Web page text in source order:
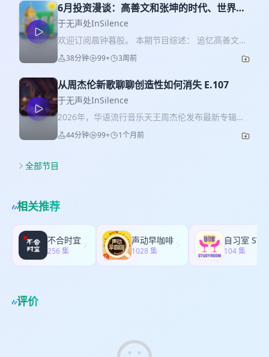
AI攻击事件其实在不断地升级 14:02 什么让
DeepSeek和梁文峰与众不同？ 25:42 开源模型与闭
源模型的路线之争 31:05 微软和Linux的故事 37:14
追求AGI的路上到底会发生什么？ 📖相关内容：
Attention is all you need Kimi K3：智能的新前沿
heishi121 🫱加入降噪舱NoiseOff年度阅读计划 🎧
订阅《中文播客运营手册》 封面图片 Made by
Gemini
起。 🕕时间线： 0:31 蒋方舟被学术打假来龙去脉
7:22 郭敬明的抄袭和道歉 11:54 蒋方舟的天才作家
往事 17:02 贾浅浅的文学争议和特权 22:31 今年普
遍发生的文坛抄袭风波 25:22 大学与作协 31:28 另
一面：打假者的类型 35:25 消费者的钱和时间 📖相
波：促成逆转的“新线索”到底是什么？ 2026年作协
预算 🙋听友群：heishi121 🫱加入降噪舱NoiseOff
年度阅读计划 🎧订阅《中文播客运营手册》 封面图
片 Made by Gemini
6月投资漫谈：高善文和张坤的时代、世界杯
商业经、半导体长鑫/Space X 上市 E.25
于无声处InSilence
欢迎订阅晨钟暮股。 本期节目综述： 追忆高善文与
他的“真话”：深度回望体制内著名经济学家高善文的
传奇履历，解析他独创的资产重估理论， 顶流基金
理规模突破千亿，拥有明星般光环的张坤近期频繁
增聘合伙经理。这到底是功成身退的前兆，还是公
募基金抱团管理的新趋势？ 2026年A股最大IPO长
鑫科技：作为国内内存芯片的链主，长鑫科技逆势
募资295亿登陆科创板。在AI算力大浪潮下，它如何
IPO，身价一度突破万亿美元。这笔天量融资将如何
人们为什么怀念高善文？ 11:08 明星基金经理张坤
和他的时代 17:04 长鑫如何扭转半导体商业叙事
23:46 世界杯经济学 32:23 Space X上市和马斯克的
野望 📚相关内容 * 高善文2022年演讲 💰晨钟暮股
38分钟 99+ 3周前
从周杰伦新歌聊聊创造性如何消失 E.107
于无声处InSilence
2026年，华语流行音乐天王周杰伦发布最新专辑
《太阳之子》。但是不论在音乐评论界，还是消费
市场，反响均一般。 如何创造一首歌曲，一个产
来更复杂，也不是为了在功能列表上多加那一行代
码。 创新，不是‘无中生有’的魔术。 它不是天才在真
空中的灵光一现。 创新，不是对‘既有价值’的妥协。
无论是商业巨头对利润的畏惧，还是艺术家对市场
审美的迎合。 🫱加入降噪舱NoiseOff年度阅读计划
🕕时间线： 01:54 周杰伦歌曲的创新来自反叛
争》 埃里克·杰克逊 🙋听友群：heishi121 🫱加入
44分钟 99+ 1个月前
全部节目
相关推荐
不合时宜
256 集
声动早咖啡
1028 集 104 集
评价